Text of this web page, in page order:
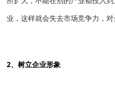
业，这样就会失去市场竞争力，
2、树立企业形象